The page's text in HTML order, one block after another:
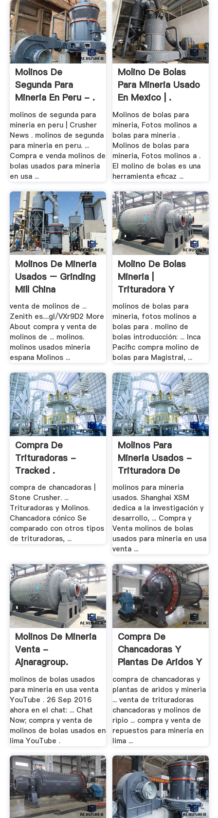
Molinos De
Segunda Para
Mineria En Peru - .
molinos de segunda para
mineria en peru | Crusher
News . molinos de segunda
para mineria en peru. ...
Compra e venda molinos de
bolas usados para mineria
en usa ...
Molino De Bolas
Para Mineria Usado
En Mexico | .
Molinos de bolas para
mineria, Fotos molinos a
bolas para mineria .
Molinos de bolas para
mineria, Fotos molinos a .
El molino de bolas es una
herramienta eficaz ...
Molinos De Mineria
Usados – Grinding
Mill China
venta de molinos de ...
Zenith es....gl/VXr9D2 More
About compra y venta de
molinos de ... molinos.
molinos usados mineria
espana Molinos ...
Molino De Bolas
Mineria |
Trituradora Y
Molinos
molinos de bolas para
mineria, fotos molinos a
bolas para . molino de
bolas introducción: ... Inca
Pacific compra molino de
bolas para Magistral, ...
Compra De
Trituradoras -
Tracked .
compra de chancadoras |
Stone Crusher. ...
Trituradoras y Molinos.
Chancadora cónico Se
comparado con otros tipos
de trituradoras, ...
Molinos Para
Mineria Usados -
Trituradora De
Cono
molinos para mineria
usados. Shanghai XSM
dedica a la investigación y
desarrollo, ... Compra y
Venta molinos de bolas
usados para mineria en usa
venta ...
Molinos De Mineria
Venta -
Ajnaragroup.
molinos de bolas usados
para mineria en usa venta
YouTube . 26 Sep 2016
ahora en el chat: ... Chat
Now; compra y venta de
molinos de bolas usados en
lima YouTube .
Compra De
Chancadoras Y
Plantas De Aridos Y
.
compra de chancadoras y
plantas de aridos y mineria
... venta de trituradoras
chancadoras y molinos de
ripio ... compra y venta de
repuestos para mineria en
lima ...